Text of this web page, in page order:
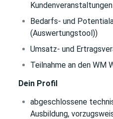
Kundenveranstaltungen
Bedarfs- und
(Auswertungstool))
Umsatz- und
Teilnahme an den WM
Dein Profil
abgeschlossene
Ausbildung,